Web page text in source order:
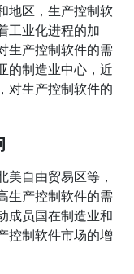
地区，生产控制软
工业化进程的加
生产控制软件的需
的制造业中心，近
对生产控制软件的
美自由贸易区等，
生产控制软件的需
成员国在制造业和
控制软件市场的增